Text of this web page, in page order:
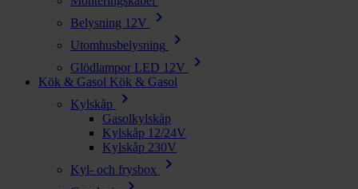
Belysning 12V chevron_right
Utomhusbelysning chevron_right
Glödlampor LED 12V chevron_right
Kök & Gasol Kök & Gasol
Kylskåp
chevron_right
Gasolkylskåp
Kylskåp 12/24V
Kylskåp 230V
Kyl- och frysbox
chevron_right